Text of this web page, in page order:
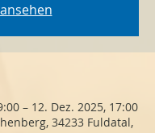
ansehen
– 12. Dez. 2025, 17:00
34233 Fuldatal,